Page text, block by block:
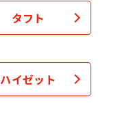
タフト
ハイゼット